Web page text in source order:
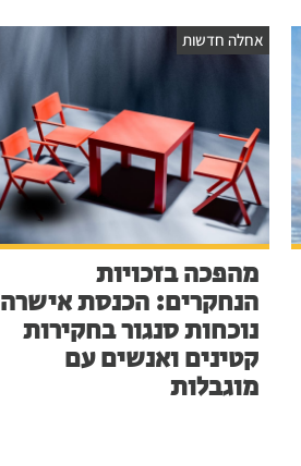
אחלה חדשות
מהפכה בזכויות
הנחקרים: הכנסת אישרה
נוכחות סנגור בחקירות
קטינים ואנשים עם
מוגבלות